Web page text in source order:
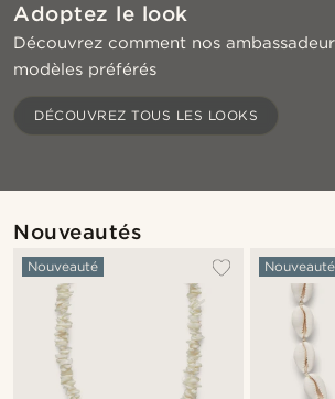
Adoptez le look
Découvrez comment nos
modèles préférés
DÉCOUVREZ TOUS LES LOOKS
Nouveautés
Nouveauté Nouveauté